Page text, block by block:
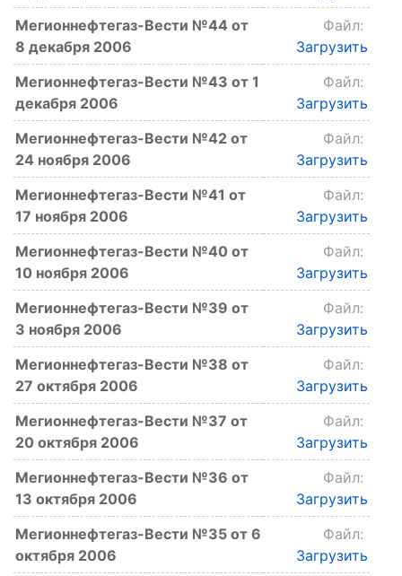
Мегионнефтегаз-Вести №44 от
8 декабря 2006
Файл:
Загрузить
Мегионнефтегаз-Вести №43 от 1
декабря 2006
Файл:
Загрузить
Мегионнефтегаз-Вести №42 от
24 ноября 2006
Файл:
Загрузить
Мегионнефтегаз-Вести №41 от
17 ноября 2006
Файл:
Загрузить
Мегионнефтегаз-Вести №40 от
10 ноября 2006
Файл:
Загрузить
Мегионнефтегаз-Вести №39 от
3 ноября 2006
Файл:
Загрузить
Мегионнефтегаз-Вести №38 от
27 октября 2006
Файл:
Загрузить
Мегионнефтегаз-Вести №37 от
20 октября 2006
Файл:
Загрузить
Мегионнефтегаз-Вести №36 от
13 октября 2006
Файл:
Загрузить
Мегионнефтегаз-Вести №35 от 6
октября 2006
Файл:
Загрузить